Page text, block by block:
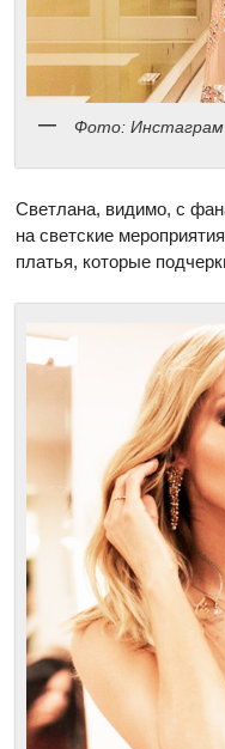
Фото: Инстаграм
Светлана, видимо, с
на светские
платья, которые